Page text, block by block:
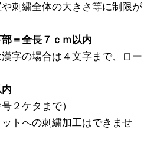
刺繍全体の大きさ等に制限が
＝全長７ｃｍ以内
漢字の場合は４文字まで、ロー
２ケタまで）
トへの刺繍加工はできませ